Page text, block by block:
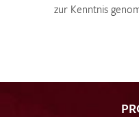
zur Kenntnis